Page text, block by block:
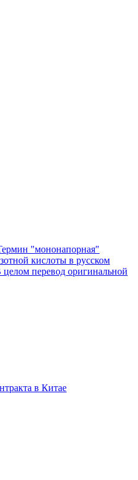
"мононапорная"
кислоты в русском
целом перевод оригинальной
в Китае